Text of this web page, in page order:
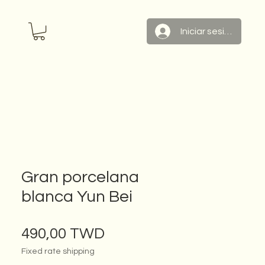
Iniciar sesión
Gran porcelana
blanca Yun Bei
490,00 TWD
Fixed rate shipping